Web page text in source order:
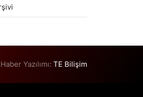
Haber Yazılımı:TE Bilişim